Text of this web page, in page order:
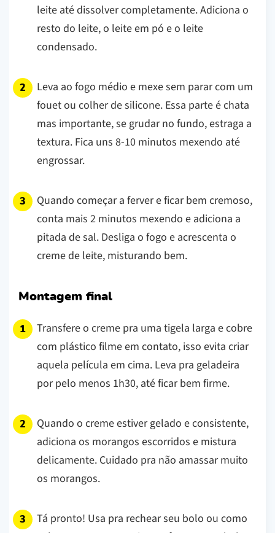
leite até dissolver completamente. Adiciona o
resto do leite, o leite em pó e o leite
condensado.
Leva ao fogo médio e mexe sem parar com um
fouet ou colher de silicone. Essa parte é chata
mas importante, se grudar no fundo, estraga a
textura. Fica uns 8-10 minutos mexendo até
engrossar.
Quando começar a ferver e ficar bem cremoso,
conta mais 2 minutos mexendo e adiciona a
pitada de sal. Desliga o fogo e acrescenta o
creme de leite, misturando bem.
Montagem final
Transfere o creme pra uma tigela larga e cobre
com plástico filme em contato, isso evita criar
aquela película em cima. Leva pra geladeira
por pelo menos 1h30, até ficar bem firme.
Quando o creme estiver gelado e consistente,
adiciona os morangos escorridos e mistura
delicamente. Cuidado pra não amassar muito
os morangos.
Tá pronto! Usa pra rechear seu bolo ou como